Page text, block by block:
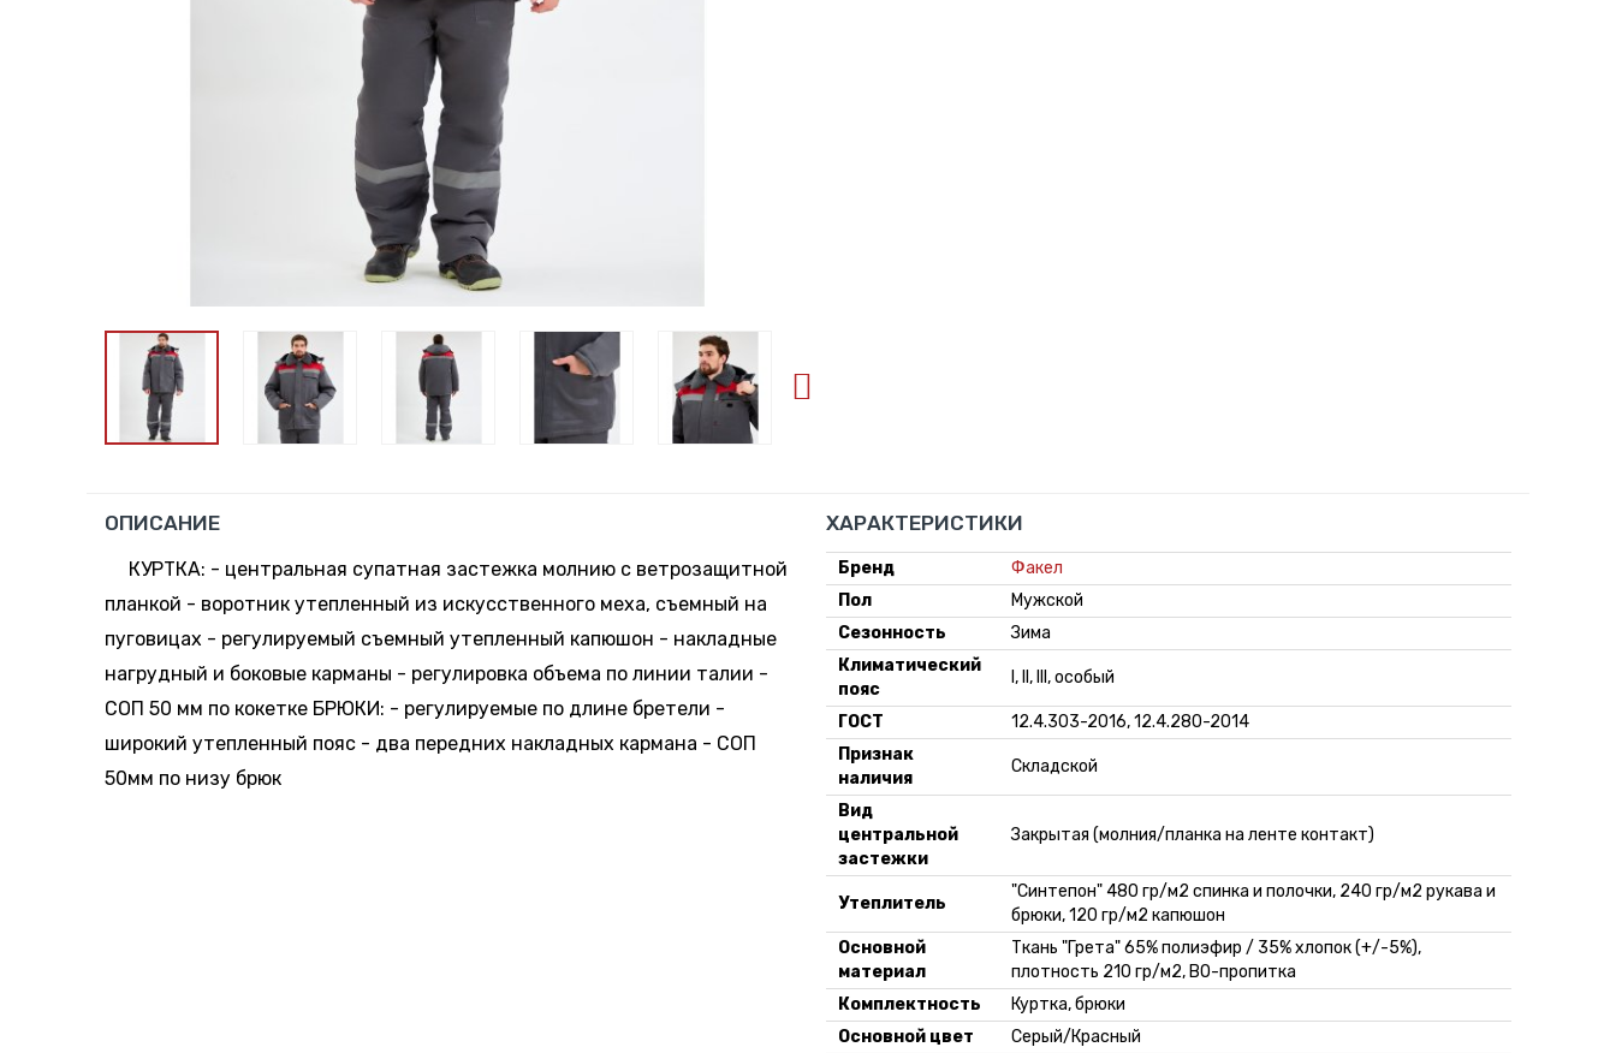
ОПИСАНИЕ
КУРТКА: - центральная супатная застежка молнию с ветрозащитной
планкой - воротник утепленный из искусственного меха, съемный на
пуговицах - регулируемый съемный утепленный капюшон - накладные
нагрудный и боковые карманы - регулировка объема по линии талии -
СОП 50 мм по кокетке БРЮКИ: - регулируемые по длине бретели -
широкий утепленный пояс - два передних накладных кармана - СОП
50мм по низу брюк
ХАРАКТЕРИСТИКИ
Бренд
Факел
Пол
Мужской
Сезонность
Зима
Климатический
пояс
I, II, III, особый
ГОСТ
12.4.303-2016, 12.4.280-2014
Признак
наличия
Складской
Вид
центральной
застежки
Закрытая (молния/планка на ленте контакт)
Утеплитель
"Синтепон" 480 гр/м2 спинка и полочки, 240 гр/м2 рукава и
брюки, 120 гр/м2 капюшон
Основной
материал
Ткань "Грета" 65% полиэфир / 35% хлопок (+/-5%),
плотность 210 гр/м2, ВО-пропитка
Комплектность
Куртка, брюки
Основной цвет
Серый/Красный